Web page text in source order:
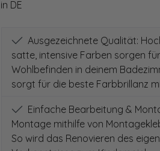
in DE
Ausgezeichnete Qualität:
satte, intensive Farben sorgen
Wohlbefinden in deinem
sorgt für die beste Farbbrillanz
Einfache Bearbeitung &
Montage mithilfe von
So wird das Renovieren des